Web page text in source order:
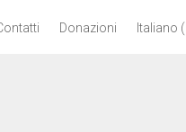
Donazioni Italiano (